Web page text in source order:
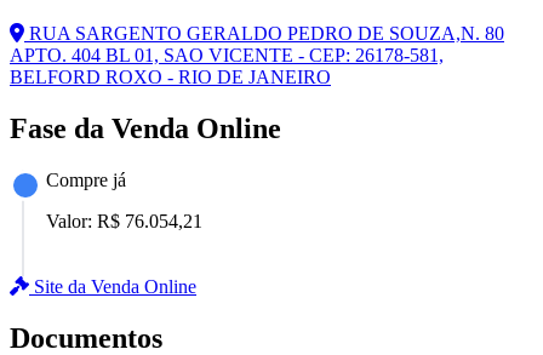
RUA SARGENTO GERALDO PEDRO DE SOUZA,N. 80
APTO. 404 BL 01, SAO VICENTE - CEP: 26178-581,
BELFORD ROXO - RIO DE JANEIRO
Fase da Venda Online
Compre já
Valor: R$ 76.054,21
Site da Venda Online
Documentos